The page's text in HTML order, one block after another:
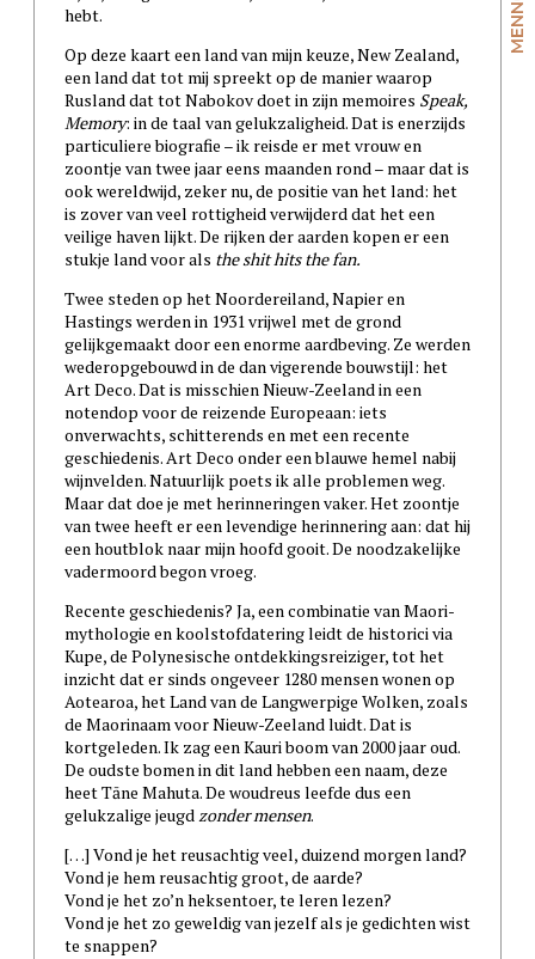
hebt.
Op deze kaart een land van mijn keuze, New Zealand,
een land dat tot mij spreekt op de manier waarop
Rusland dat tot Nabokov doet in zijn memoires Speak,
Memory: in de taal van gelukzaligheid. Dat is enerzijds
particuliere biografie – ik reisde er met vrouw en
zoontje van twee jaar eens maanden rond – maar dat is
ook wereldwijd, zeker nu, de positie van het land: het
is zover van veel rottigheid verwijderd dat het een
veilige haven lijkt. De rijken der aarden kopen er een
stukje land voor als the shit hits the fan.
Twee steden op het Noordereiland, Napier en
Hastings werden in 1931 vrijwel met de grond
gelijkgemaakt door een enorme aardbeving. Ze werden
wederopgebouwd in de dan vigerende bouwstijl: het
Art Deco. Dat is misschien Nieuw-Zeeland in een
notendop voor de reizende Europeaan: iets
onverwachts, schitterends en met een recente
geschiedenis. Art Deco onder een blauwe hemel nabij
wijnvelden. Natuurlijk poets ik alle problemen weg.
Maar dat doe je met herinneringen vaker. Het zoontje
van twee heeft er een levendige herinnering aan: dat hij
een houtblok naar mijn hoofd gooit. De noodzakelijke
vadermoord begon vroeg.
Recente geschiedenis? Ja, een combinatie van Maori-
mythologie en koolstofdatering leidt de historici via
Kupe, de Polynesische ontdekkingsreiziger, tot het
inzicht dat er sinds ongeveer 1280 mensen wonen op
Aotearoa, het Land van de Langwerpige Wolken, zoals
de Maorinaam voor Nieuw-Zeeland luidt. Dat is
kortgeleden. Ik zag een Kauri boom van 2000 jaar oud.
De oudste bomen in dit land hebben een naam, deze
heet Tāne Mahuta. De woudreus leefde dus een
gelukzalige jeugdzonder mensen.
[…] Vond je het reusachtig veel, duizend morgen land?
Vond je hem reusachtig groot, de aarde?
Vond je het zo’n heksentoer, te leren lezen?
Vond je het zo geweldig van jezelf als je gedichten wist
te snappen?